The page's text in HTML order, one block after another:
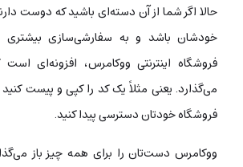
حالا اگر شما از آن دسته‌ای باشید که دوست
خودشان باشد و به سفارشی‌سازی بیشتری
فروشگاه اینترنتی ووکامرس، افزونه‌ای
می‌گذارد. یعنی مثلاً یک کد را کپی و پیست
فروشگاه خودتان دسترسی پیدا کنید.
ووکامرس دست‌تان را برای همه چیز باز